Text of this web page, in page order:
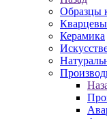
Образцы
Керамика